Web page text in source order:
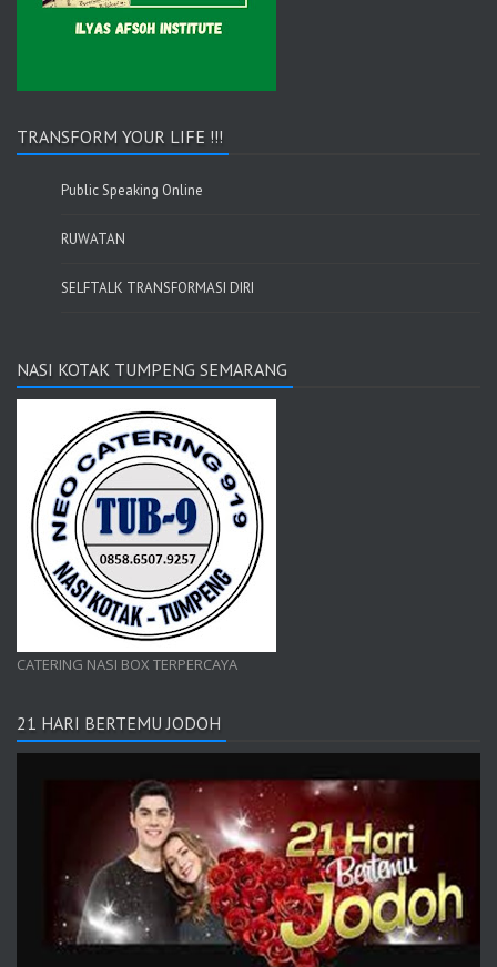
TRANSFORM YOUR LIFE !!!
Public Speaking Online
RUWATAN
SELFTALK TRANSFORMASI DIRI
NASI KOTAK TUMPENG SEMARANG
CATERING NASI BOX TERPERCAYA
21 HARI BERTEMU JODOH